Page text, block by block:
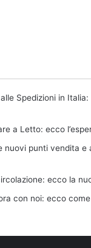
Spedizioni in
a Letto: ecco
nuovi punti vendita e
ecco la
con noi: ecco